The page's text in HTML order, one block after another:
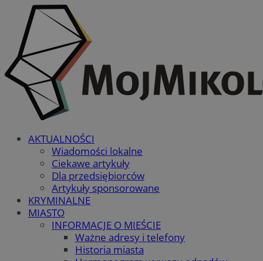
AKTUALNOŚCI
Wiadomości lokalne
Ciekawe artykuły
Dla przedsiębiorców
Artykuły sponsorowane
KRYMINALNE
MIASTO
INFORMACJE O MIEŚCIE
Ważne adresy i telefony
Historia miasta